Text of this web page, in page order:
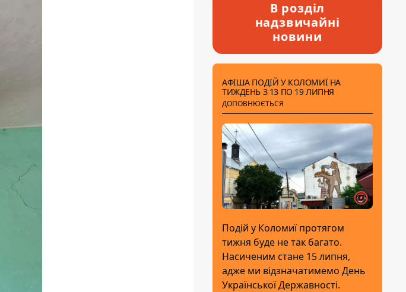
В розділ
надзвичайні
новини
АФІША ПОДІЙ У КОЛОМИЇ НА
ТИЖДЕНЬ З 13 ПО 19 ЛИПНЯ
ДОПОВНЮЄТЬСЯ
Подій у Коломиї протягом
тижня буде не так багато.
Насиченим стане 15 липня,
адже ми відзначатимемо День
Української Державності.